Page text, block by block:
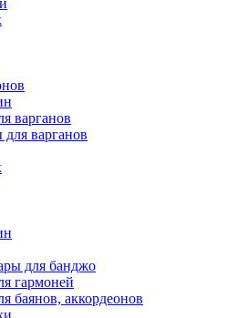
варганов
варганов
для банджо
гармоней
баянов, аккордеонов